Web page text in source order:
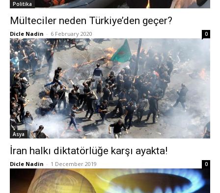
Politika
Mülteciler neden Türkiye’den geçer?
Dicle Nadin - 6 February 2020 0
Asya
İran halkı diktatörlüğe karşı ayakta!
Dicle Nadin - 1 December 2019 0